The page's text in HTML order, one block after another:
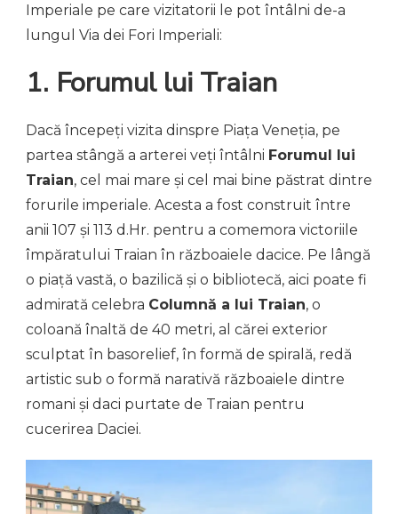
Imperiale pe care vizitatorii le pot întâlni de-a
lungul Via dei Fori Imperiali:
1. Forumul lui Traian
Dacă începeți vizita dinspre Piața Veneția, pe
partea stângă a arterei veți întâlni Forumul lui
Traian, cel mai mare și cel mai bine păstrat dintre
forurile imperiale. Acesta a fost construit între
anii 107 și 113 d.Hr. pentru a comemora victoriile
împăratului Traian în războaiele dacice. Pe lângă
o piață vastă, o bazilică și o bibliotecă, aici poate fi
admirată celebra Columnă a lui Traian, o
coloană înaltă de 40 metri, al cărei exterior
sculptat în basorelief, în formă de spirală, redă
artistic sub o formă narativă războaiele dintre
romani și daci purtate de Traian pentru
cucerirea Daciei.